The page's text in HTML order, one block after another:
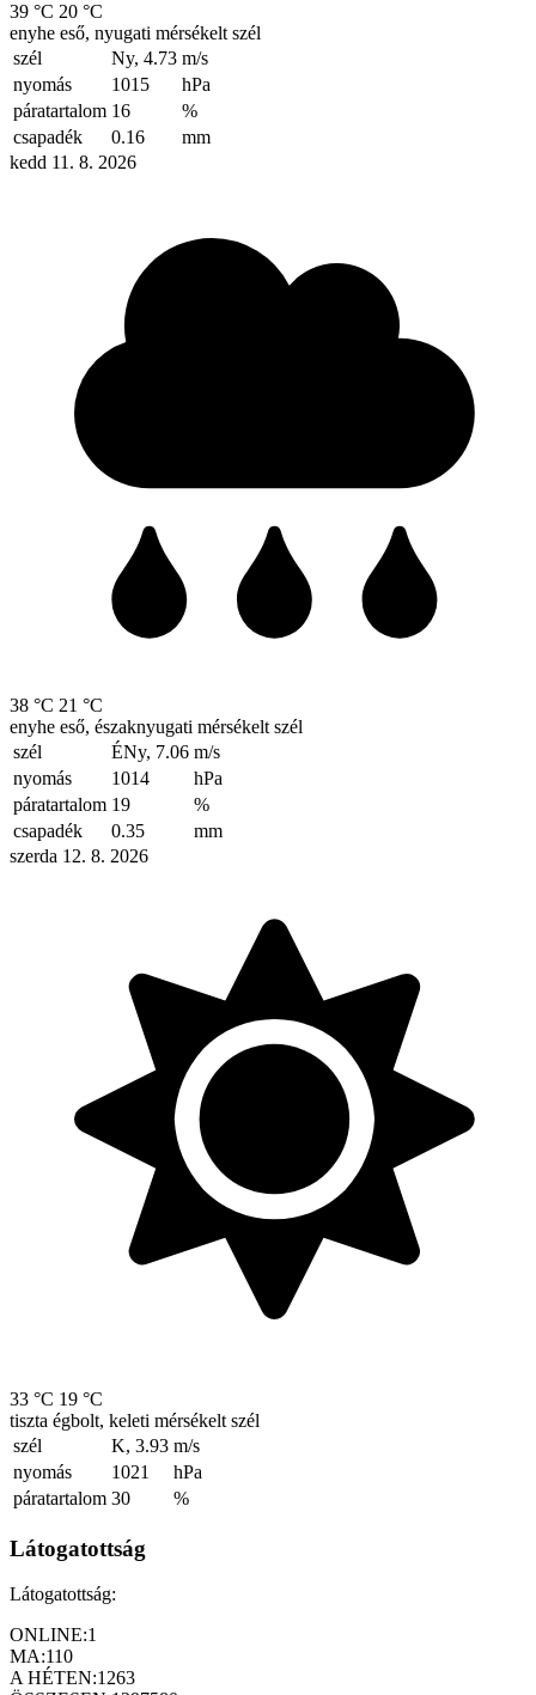
39 °C 20 °C
enyhe eső, nyugati mérsékelt szél
szél
Ny, 4.73 m/s
nyomás
1015
hPa
páratartalom 16
%
csapadék
0.16
mm
kedd 11. 8. 2026
38 °C 21 °C
enyhe eső, északnyugati mérsékelt szél
szél
ÉNy, 7.06 m/s
nyomás
1014
hPa
páratartalom 19
%
csapadék
0.35
mm
szerda 12. 8. 2026
33 °C 19 °C
tiszta égbolt, keleti mérsékelt szél
szél
K, 3.93 m/s
nyomás
1021
hPa
páratartalom 30 %
Látogatottság
Látogatottság:
ONLINE:1
MA:110
A HÉTEN:1263